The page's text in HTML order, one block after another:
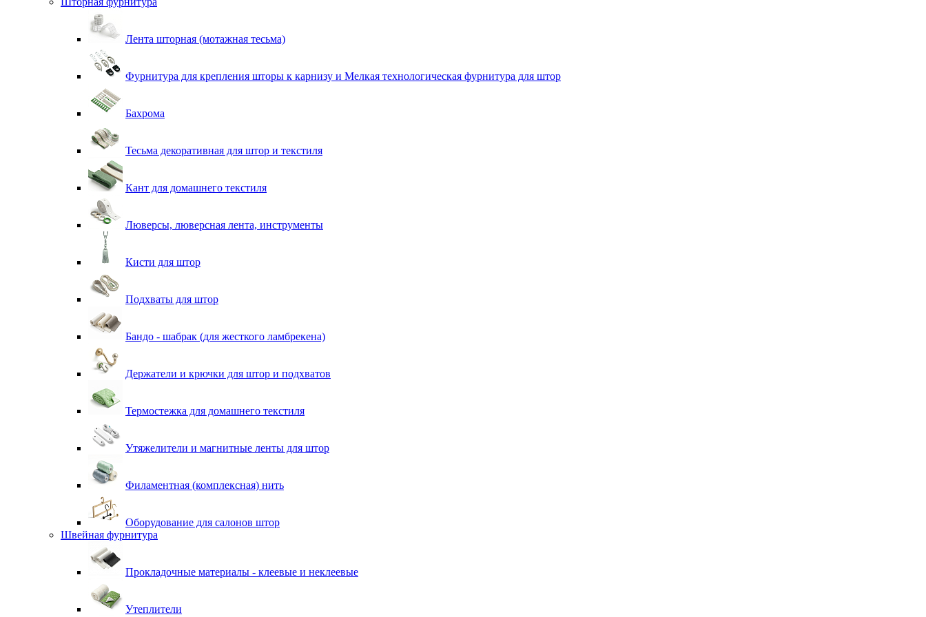
Лента шторная (мотажная тесьма)
Фурнитура для крепления шторы к карнизу и Мелкая технологическая фурнитура для штор
Бахрома
Тесьма декоративная для штор и текстиля
Кант для домашнего текстиля
Люверсы, люверсная лента, инструменты
Кисти для штор
Подхваты для штор
Бандо - шабрак (для жесткого ламбрекена)
Держатели и крючки для штор и подхватов
Термостежка для домашнего текстиля
Утяжелители и магнитные ленты для штор
Филаментная (комплексная) нить
Оборудование для салонов штор
Швейная фурнитура
Прокладочные материалы - клеевые и неклеевые
Утеплители